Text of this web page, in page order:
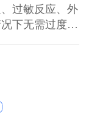
过敏反应、外
下无需过度担
质量差或作
出现发青。建
息时间，避免
鼻炎或哮喘